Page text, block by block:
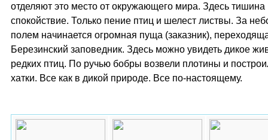
отделяют это место от окружающего мира. Здесь тишина
спокойствие. Только пение птиц и шелест листвы. За
полем начинается огромная пуща (заказник),
Березинский заповедник. Здесь можно увидеть дикое
редких птиц. По ручью бобры возвели плотины и
хатки. Все как в дикой природе. Все по-настоящему.